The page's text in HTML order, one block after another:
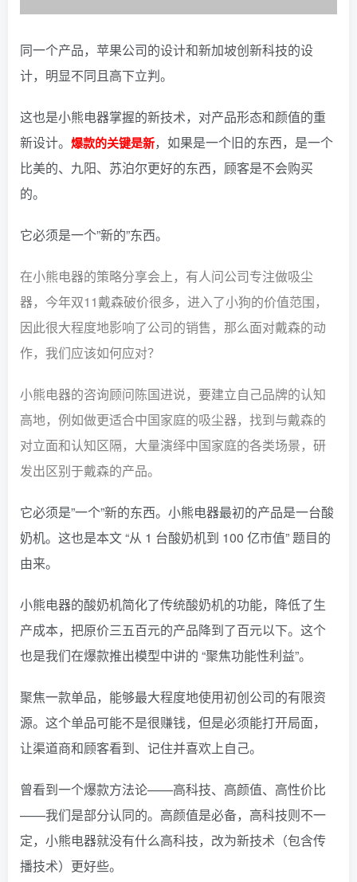
同一个产品，苹果公司的设计和新加坡创新科技的设
计，明显不同且高下立判。
这也是小熊电器掌握的新技术，对产品形态和颜值的重
新设计。 爆款的关键是新，如果是一个旧的东西，是一个
比美的、九阳、苏泊尔更好的东西，顾客是不会购买
的。
它必须是一个”新的”东西。
在小熊电器的策略分享会上，有人问公司专注做吸尘
器，今年双11戴森破价很多，进入了小狗的价值范围，
因此很大程度地影响了公司的销售，那么面对戴森的动
作，我们应该如何应对？
小熊电器的咨询顾问陈国进说，要建立自己品牌的认知
高地，例如做更适合中国家庭的吸尘器，找到与戴森的
对立面和认知区隔，大量演绎中国家庭的各类场景，研
发出区别于戴森的产品。
它必须是”一个”新的东西。 小熊电器最初的产品是一台酸
奶机。这也是本文 “从 1 台酸奶机到 100 亿市值” 题目的
由来。
小熊电器的酸奶机简化了传统酸奶机的功能，降低了生
产成本，把原价三五百元的产品降到了百元以下。这个
也是我们在爆款推出模型中讲的 “聚焦功能性利益”。
聚焦一款单品，能够最大程度地使用初创公司的有限资
源。这个单品可能不是很赚钱，但是必须能打开局面，
让渠道商和顾客看到、记住并喜欢上自己。
曾看到一个爆款方法论——高科技、高颜值、高性价比
——我们是部分认同的。高颜值是必备，高科技则不一
定，小熊电器就没有什么高科技，改为新技术（包含传
播技术）更好些。